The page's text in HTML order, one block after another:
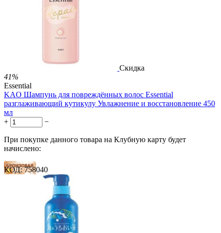
38 баллов
1 578.00 Р
за 1.00 мл
Скидка
41%
Essential
KAO Шампунь для повреждённых волос Essential
разглаживающий кутикулу Увлажнение и восстановление 450
мл
+
−
При покупке данного товара на Клубную карту будет
начислено:
15 баллов
23 балла
38 баллов
1 486.00 Р
КОД: 758040